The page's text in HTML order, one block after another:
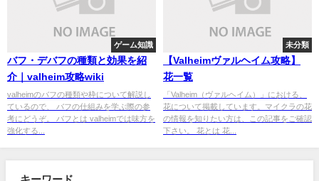
ゲーム知識
バフ・デバフの種類と効果を紹
介｜valheim攻略wiki
valheimのバフの種類や枠について解説し
ているので、 バフの仕組みを学ぶ際の参
考にどうぞ。 バフとは valheimでは味方を
強化する...
未分類
【Valheimヴァルヘイム攻略】
花一覧
「Valheim（ヴァルヘイム）」における、
花について掲載しています。マイクラの花
の情報を知りたい方は、この記事をご確認
下さい。 花とは 花...